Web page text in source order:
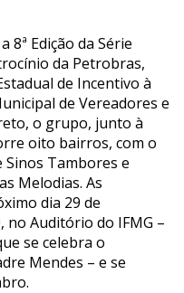
8ª Edição da Série
da Petrobras,
de Incentivo à
de Vereadores e
o grupo, junto à
oito bairros, com o
Sinos Tambores e
Melodias. As
dia 29 de
no Auditório do IFMG –
se celebra o
Mendes – e se